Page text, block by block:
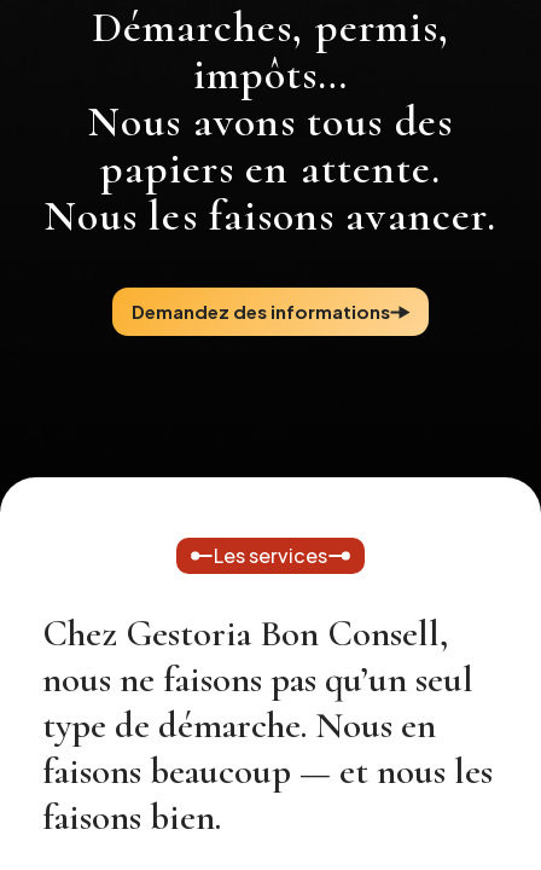
Démarches, permis,
impôts…
Nous avons tous des
papiers en attente.
Nous les faisons avancer.
Demandez des informations
Les services
Chez Gestoria Bon Consell,
nous ne faisons pas qu’un seul
type de démarche. Nous en
faisons beaucoup — et nous les
faisons bien.